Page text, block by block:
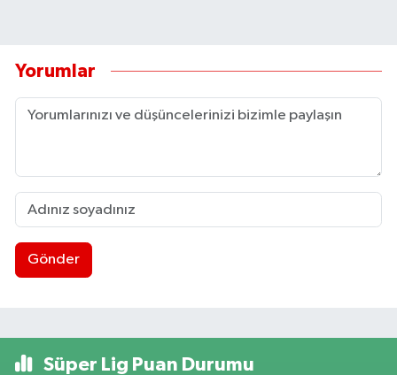
Yorumlar
Gönder
Süper Lig Puan Durumu